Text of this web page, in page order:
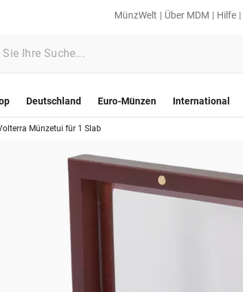
MünzWelt Über MDM Hilfe
Deutschland Euro-Münzen International
Münzetui für 1 Slab